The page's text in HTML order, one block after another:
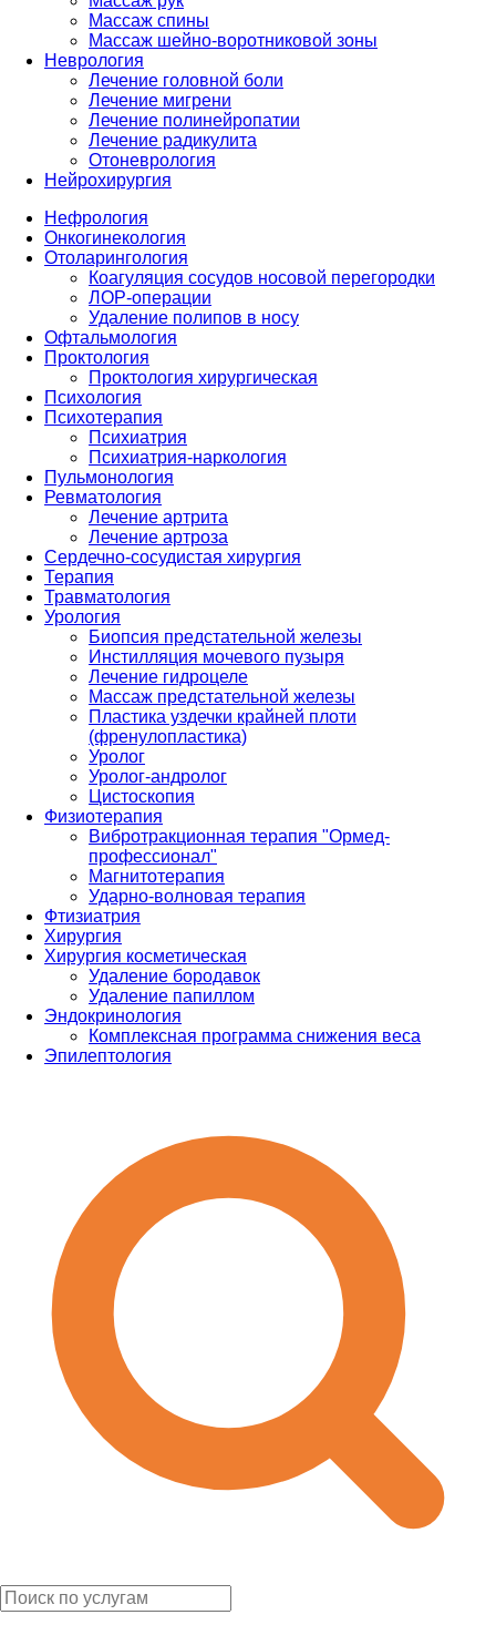
Массаж спины
Массаж шейно-воротниковой зоны
Неврология
Лечение головной боли
Лечение мигрени
Лечение полинейропатии
Лечение радикулита
Отоневрология
Нейрохирургия
Нефрология
Онкогинекология
Отоларингология
Коагуляция сосудов носовой перегородки
ЛОР-операции
Удаление полипов в носу
Офтальмология
Проктология
Проктология хирургическая
Психология
Психотерапия
Психиатрия
Психиатрия-наркология
Пульмонология
Ревматология
Лечение артрита
Лечение артроза
Сердечно-сосудистая хирургия
Терапия
Травматология
Урология
Биопсия предстательной железы
Инстилляция мочевого пузыря
Лечение гидроцеле
Массаж предстательной железы
Пластика уздечки крайней плоти
(френулопластика)
Уролог
Уролог-андролог
Цистоскопия
Физиотерапия
Вибротракционная терапия "Ормед-
профессионал"
Магнитотерапия
Ударно-волновая терапия
Фтизиатрия
Хирургия
Хирургия косметическая
Удаление бородавок
Удаление папиллом
Эндокринология
Комплексная программа снижения веса
Эпилептология